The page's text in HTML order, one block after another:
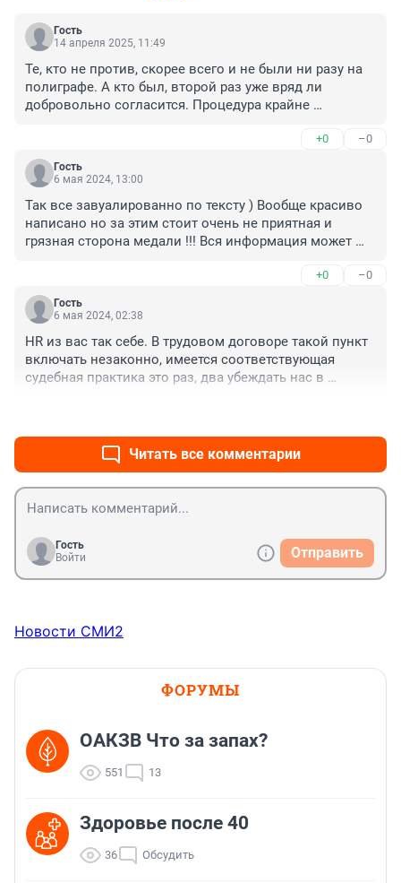
Гость
14 апреля 2025, 11:49
Те, кто не против, скорее всего и не были ни разу на
полиграфе. А кто был, второй раз уже вряд ли
добровольно согласится. Процедура крайне
+0 –0
Гость
6 мая 2024, 13:00
Так все завуалированно по тексту ) Вообще красиво
написано но за этим стоит очень не приятная и
грязная сторона медали !!! Вся информация может
вообще считаю что все это очень лично . А так
решать вам .
+0 –0
Гость
6 мая 2024, 02:38
HR из вас так себе. В трудовом договоре такой пункт
включать незаконно, имеется соответствующая
судебная практика это раз, два убеждать нас в
установленные оберегать, если какому то кабанычу
вздумалось проверять трудяг на детекторе, все смело
идите в прокуратуру, трудовую инспекцию и тд.
Нашлись умники, особенно смешно смотреть на
представителей работодателя в суде (стоят глазенки
опустили), где увольняют за отказ в прохождении
детектора или в создании намеренного давления на
работника из-за отказа в прохождении процедуры.
Читать все комментарии
Гость
Войти
Отправить
Новости СМИ2
ФОРУМЫ
ОАКЗВ Что за запах?
551 13
Здоровье после 40
36 Обсудить